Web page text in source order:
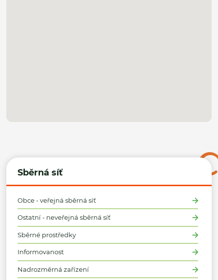
Sběrná síť
Obce - veřejná sběrná síť
Ostatní - neveřejná sběrná síť
Sběrné prostředky
Informovanost
Nadrozměrná zařízení